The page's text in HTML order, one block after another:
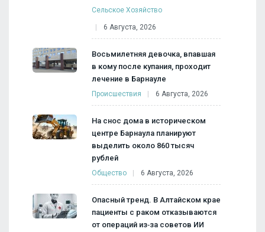
Сельское Хозяйство
6 Августа, 2026
Восьмилетняя девочка, впавшая
в кому после купания, проходит
лечение в Барнауле
Происшествия 6 Августа, 2026
На снос дома в историческом
центре Барнаула планируют
выделить около 860 тысяч
рублей
Общество 6 Августа, 2026
Опасный тренд. В Алтайском крае
пациенты с раком отказываются
от операций из‑за советов ИИ